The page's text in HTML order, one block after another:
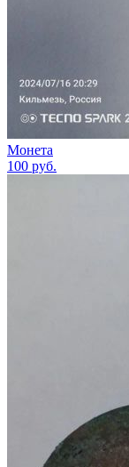
Монета
100 руб.